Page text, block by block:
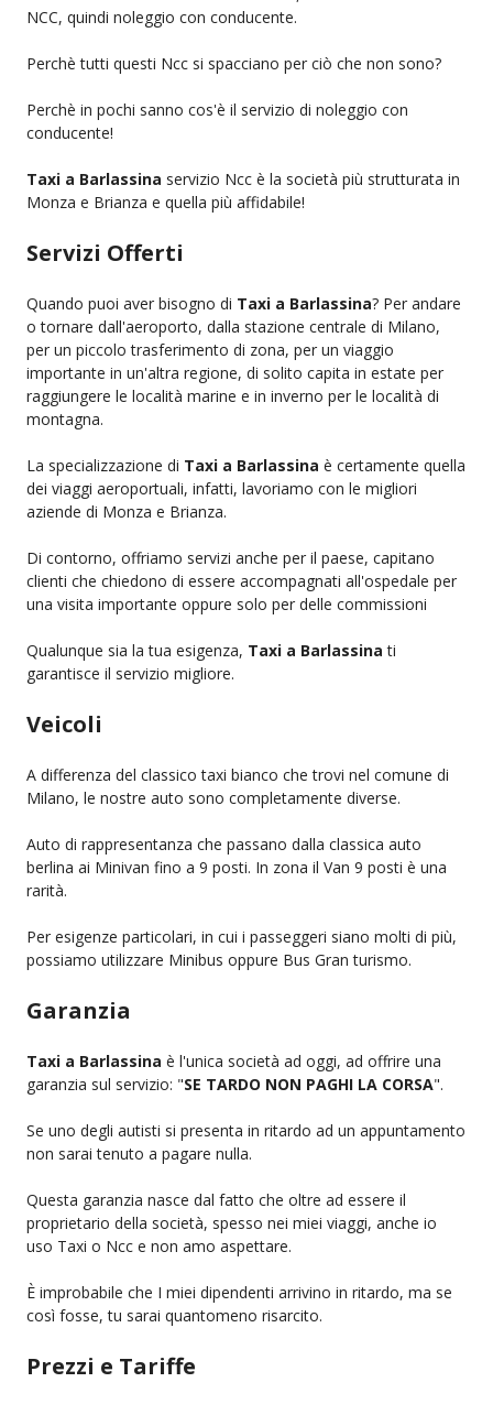
NCC, quindi noleggio con conducente.
Perchè tutti questi Ncc si spacciano per ciò che non sono?
Perchè in pochi sanno cos'è il servizio di noleggio con
conducente!
Taxi a Barlassina servizio Ncc è la società più strutturata in
Monza e Brianza e quella più affidabile!
Servizi Offerti
Quando puoi aver bisogno di Taxi a Barlassina? Per andare
o tornare dall'aeroporto, dalla stazione centrale di Milano,
per un piccolo trasferimento di zona, per un viaggio
importante in un'altra regione, di solito capita in estate per
raggiungere le località marine e in inverno per le località di
montagna.
La specializzazione di Taxi a Barlassina è certamente quella
dei viaggi aeroportuali, infatti, lavoriamo con le migliori
aziende di Monza e Brianza.
Di contorno, offriamo servizi anche per il paese, capitano
clienti che chiedono di essere accompagnati all'ospedale per
una visita importante oppure solo per delle commissioni
Qualunque sia la tua esigenza, Taxi a Barlassina ti
garantisce il servizio migliore.
Veicoli
A differenza del classico taxi bianco che trovi nel comune di
Milano, le nostre auto sono completamente diverse.
Auto di rappresentanza che passano dalla classica auto
berlina ai Minivan fino a 9 posti. In zona il Van 9 posti è una
rarità.
Per esigenze particolari, in cui i passeggeri siano molti di più,
possiamo utilizzare Minibus oppure Bus Gran turismo.
Garanzia
Taxi a Barlassina è l'unica società ad oggi, ad offrire una
garanzia sul servizio: "SE TARDO NON PAGHI LA CORSA".
Se uno degli autisti si presenta in ritardo ad un appuntamento
non sarai tenuto a pagare nulla.
Questa garanzia nasce dal fatto che oltre ad essere il
proprietario della società, spesso nei miei viaggi, anche io
uso Taxi o Ncc e non amo aspettare.
È improbabile che I miei dipendenti arrivino in ritardo, ma se
così fosse, tu sarai quantomeno risarcito.
Prezzi e Tariffe